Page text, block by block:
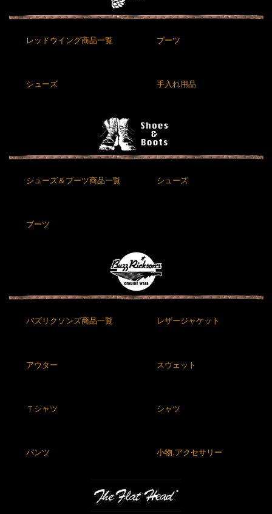
レッドウイング商品一覧 ブーツ
シューズ 手入れ用品
シューズ＆ブーツ商品一覧 シューズ
ブーツ
バズリクソンズ商品一覧 レザージャケット
アウター スウェット
Ｔシャツ シャツ
パンツ 小物,アクセサリー